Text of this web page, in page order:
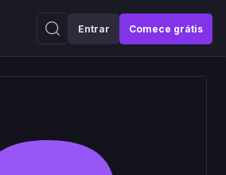
Entrar Comece grátis